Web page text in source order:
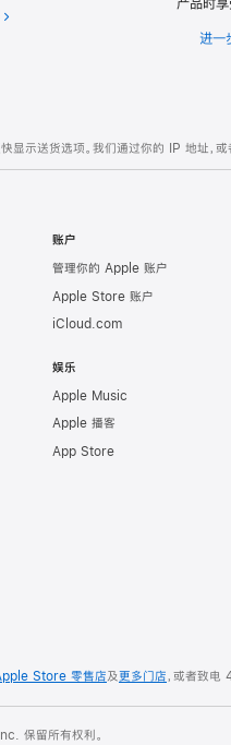
选
进一
显示送货选项。我们通过你的 IP 地址，
账户
管理你的 Apple 账户
Apple Store 账户
iCloud.com
娱乐
Apple Music
Apple 播客
App Store
Store 零售店及更多门店，或者致电
保留所有权利。